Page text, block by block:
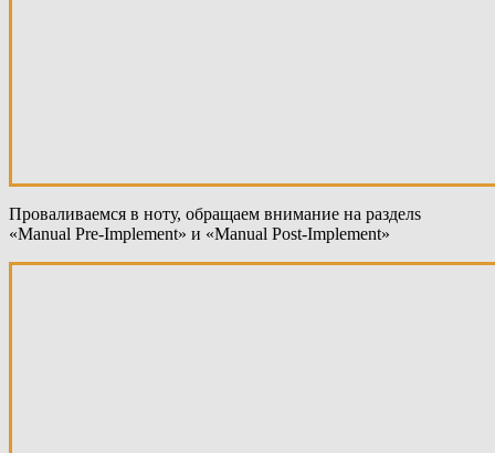
Проваливаемся в ноту, обращаем внимание на разделs
«Manual Pre-Implement» и «Manual Post-Implement»